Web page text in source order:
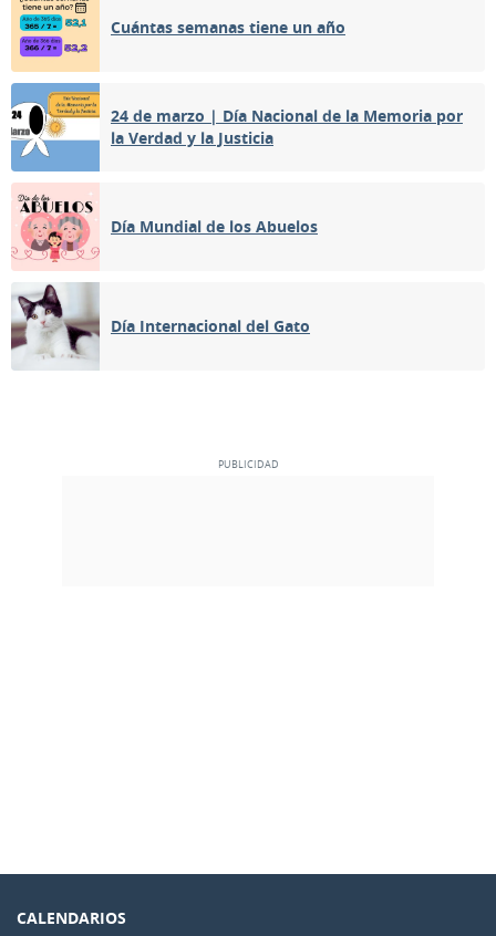
Cuántas semanas tiene un año
24 de marzo | Día Nacional de la Memoria por
la Verdad y la Justicia
Día Mundial de los Abuelos
Día Internacional del Gato
CALENDARIOS